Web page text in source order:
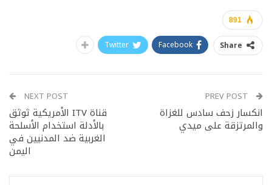
891
Share
Facebook
Twitter
انكسار زحف سادس للغزاة
والمرتزقة على ميدي
NEXT POST
قناة ITV الأمريكية ثوثق
بالأدلة استخدام الأسلحة
الغربية ضد المدنيين في
اليمن